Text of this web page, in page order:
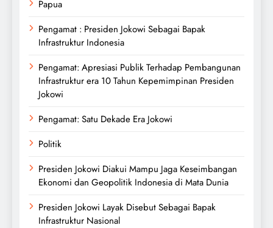
Papua
Pengamat : Presiden Jokowi Sebagai Bapak
Infrastruktur Indonesia
Pengamat: Apresiasi Publik Terhadap Pembangunan
Infrastruktur era 10 Tahun Kepemimpinan Presiden
Jokowi
Pengamat: Satu Dekade Era Jokowi
Politik
Presiden Jokowi Diakui Mampu Jaga Keseimbangan
Ekonomi dan Geopolitik Indonesia di Mata Dunia
Presiden Jokowi Layak Disebut Sebagai Bapak
Infrastruktur Nasional